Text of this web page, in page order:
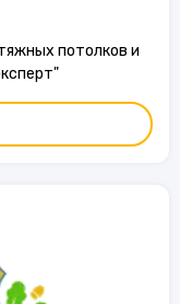
потолков и